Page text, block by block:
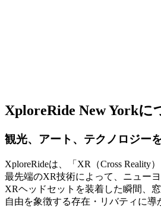
XploreRide New Yorkに
観光、アート、テクノロジー
XploreRideは、「XR（Cross Reality
最先端のXR技術によって、ニュー
XRヘッドセットを装着した瞬間、
自由を象徴する存在・リバティに